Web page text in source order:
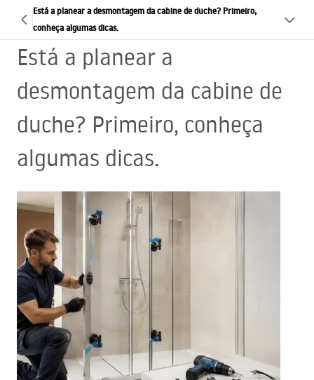
Está a planear a desmontagem da cabine de duche? Primeiro,
conheça algumas dicas.
Está a planear a
desmontagem da cabine de
duche? Primeiro, conheça
algumas dicas.